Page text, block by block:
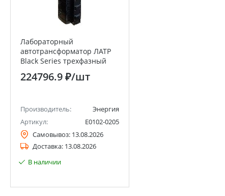
Лабораторный
автотрансформатор ЛАТР
Black Series трехфазный
TSGC2-30 ЭНЕРГИЯ
224796.9 ₽/шт
Производитель:
Энергия
Артикул:
Е0102-0205
Самовывоз: 13.08.2026
Доставка: 13.08.2026
В наличии